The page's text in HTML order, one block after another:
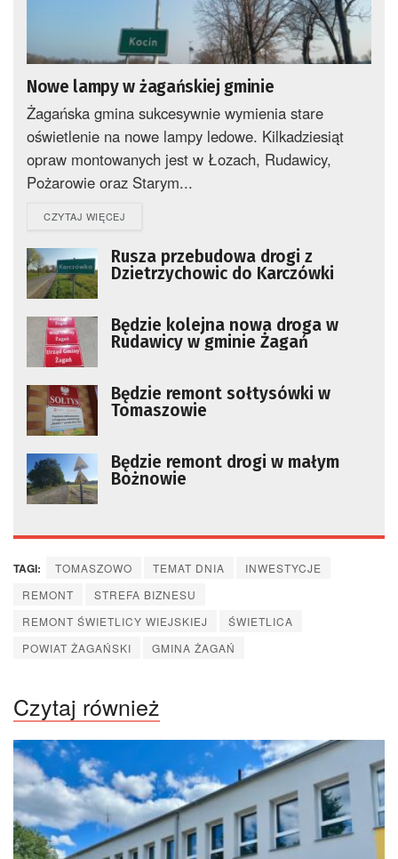
Nowe lampy w żagańskiej gminie
Żagańska gmina sukcesywnie wymienia stare
oświetlenie na nowe lampy ledowe. Kilkadziesiąt
opraw montowanych jest w Łozach, Rudawicy,
Pożarowie oraz Starym...
CZYTAJ WIĘCEJ
Rusza przebudowa drogi z
Dzietrzychowic do Karczówki
Będzie kolejna nowa droga w
Rudawicy w gminie Żagań
Będzie remont sołtysówki w
Tomaszowie
Będzie remont drogi w małym
Bożnowie
TAGI: TOMASZOWO TEMAT DNIA
INWESTYCJE
REMONT
STREFA BIZNESU
REMONT ŚWIETLICY WIEJSKIEJ
ŚWIETLICA
POWIAT ŻAGAŃSKI
GMINA ŻAGAŃ
Czytaj również